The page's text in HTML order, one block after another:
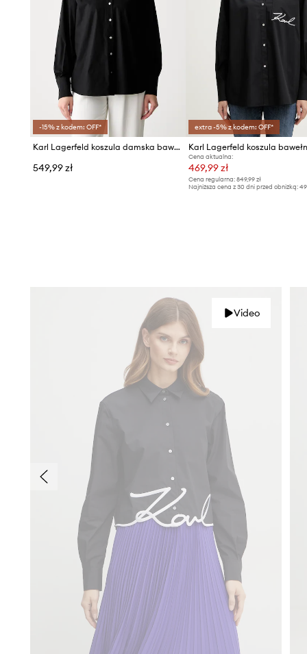
-15% z kodem: OFF*
Karl Lagerfeld koszula damska bawełniana
549,99 zł
extra -5% z kodem: OFF*
Karl Lagerfeld koszula
Cena aktualna:
469,99 zł
Cena regularna:849,99 zł
Najniższa cena z 30 dni przed obniżką:
Video